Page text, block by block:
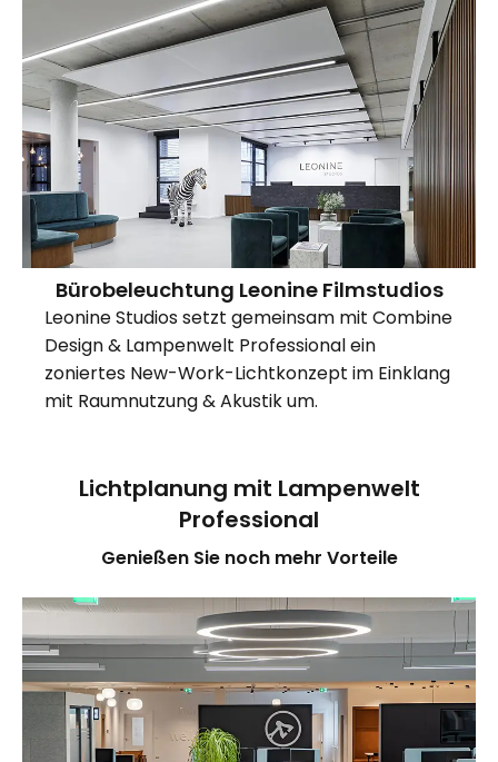
Bürobeleuchtung Leonine Filmstudios
Leonine Studios setzt gemeinsam mit Combine
Design & Lampenwelt Professional ein
zoniertes New-Work-Lichtkonzept im Einklang
mit Raumnutzung & Akustik um.
Lichtplanung mit Lampenwelt
Professional
Genießen Sie noch mehr Vorteile